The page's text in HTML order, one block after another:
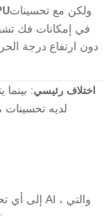
ولكن مع تحسينات
في إمكانات فك
اختلاف رئيسي: